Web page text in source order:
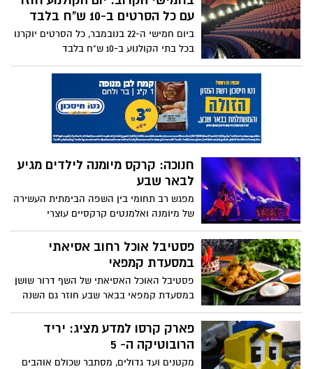
באר שבע עם ההצגה "הלוויה חורפית" של
להציג הצגה נבחרת על ידי הועדה האמנותית
של הפסטיבל. במסגרת אירועי החשיפה
הבינלאומית מוזמנים כ- 50 אנשי תיאטרון,
נציגי תיאטראות ומנהלים אמנותיים של
פסטיבלים ממדינות שונות מכל רחבי העולם
עם כל הסרטים ב-10 ש"ח בלבד
ביום חמישי ה-22 בנובמבר, כל הסרטים יוקרנו
בכל בתי הקולנוע ב-10 ש"ח בלבד
חנוכה: קרקס מיומנה לילדים מגיע
לבאר שבע
מפגש רב תחומי בין השפה הבימתית העשירה
של מיומנה ואלמנטים קרקסיים עוצרי
נשימה: מופע חנוכה של מיומנה לילדים, מביא
איתו הפעם חיבורים מקוריים ומרגשים של
מוזיקה, קצב, תנועה, טכנולוגיה, אקרובטיקה
והומור. המופע בשיתוף קרקס ריאקשן -
שת"פ חדש, שונה ומסקרן
פסטיבל אוכל רחוב אסיאתי
במסעדת קמפאי
פסטיבל האוכל האסיאתי של השף דרור שושן
במסעדת קמפאי בבאר שבע חוזר גם השנה
ויימשך עד ה-15 בנובמבר. יוגש תפריט ספיישל
שיכלול 12 מנות רחוב ושווקים מהמזרח הרחוק
שמגיעות מיפן, וייטנאם, תאילנד, סין,
אינדונזיה והודו
פארק קרסו למדע מציג: יריד
הרובוטיקה ה- 5
מקטנים ועד גדולים, מסתבר שכולם אוהבים